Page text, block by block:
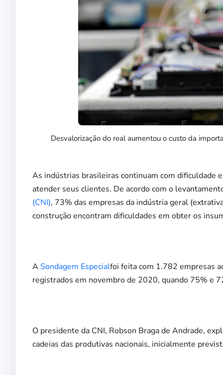
Desvalorização do real aumentou o custo da
As indústrias brasileiras continuam com dificuldade
atender seus clientes. De acordo com o
(CNI), 73% das empresas da indústria geral
construção encontram dificuldades em obter os
A Sondagem Especialfoi feita com 1.782 empresas
registrados em novembro de 2020, quando 75% e
O presidente da CNI, Robson Braga de Andrade,
cadeias das produtivas nacionais, inicialmente